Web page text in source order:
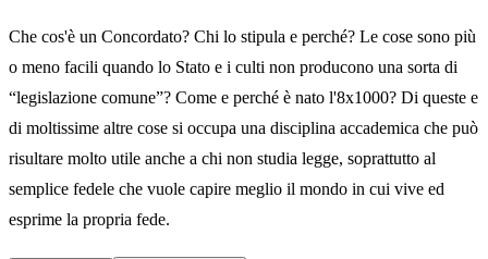
Che cos'è un Concordato? Chi lo stipula e perché? Le cose sono più
o meno facili quando lo Stato e i culti non producono una sorta di
“legislazione comune”? Come e perché è nato l'8x1000? Di queste e
di moltissime altre cose si occupa una disciplina accademica che può
risultare molto utile anche a chi non studia legge, soprattutto al
semplice fedele che vuole capire meglio il mondo in cui vive ed
esprime la propria fede.